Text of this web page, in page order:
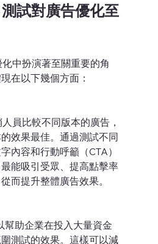
試對廣告優化至
中扮演著至關重要的角
在以下幾個方面：
員比較不同版本的廣告，
效果最佳。通過測試不同
內容和行動呼籲（CTA）
能吸引受眾、提高點擊率
而提升整體廣告效果。
助企業在投入大量資金
測試的效果。這樣可以減